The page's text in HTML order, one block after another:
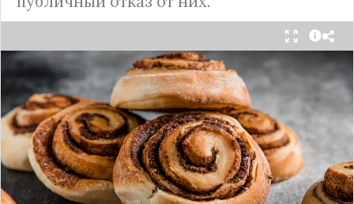
Стало известно внутреннее кодовое имя
следующей крупной версии Android. Как
сообщают источники, Android 17, релиз которой
ожидается в 2026 году, разрабатывается под
названием«Cinnamon Bun»(«Булочка с
корицей»).
Это решение продолжает знаменитую традицию
Google называть версии Android в честь
сладостей и десертов (Cupcake, Donut, KitKat и